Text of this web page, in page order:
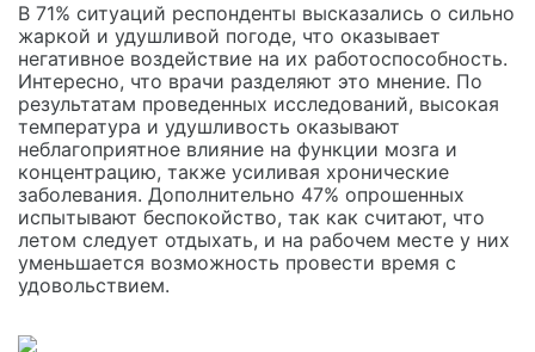
В 71% ситуаций респонденты высказались о сильно
жаркой и удушливой погоде, что оказывает
негативное воздействие на их работоспособность.
Интересно, что врачи разделяют это мнение. По
результатам проведенных исследований, высокая
температура и удушливость оказывают
неблагоприятное влияние на функции мозга и
концентрацию, также усиливая хронические
заболевания. Дополнительно 47% опрошенных
испытывают беспокойство, так как считают, что
летом следует отдыхать, и на рабочем месте у них
уменьшается возможность провести время с
удовольствием.